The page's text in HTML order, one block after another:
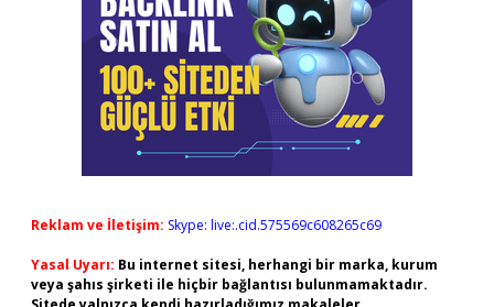
Reklam ve İletişim: Skype: live:.cid.575569c608265c69
Yasal Uyarı: Bu internet sitesi, herhangi bir marka, kurum
veya şahıs şirketi ile hiçbir bağlantısı bulunmamaktadır.